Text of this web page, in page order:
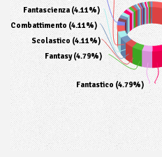
Fantastico (4.79%)
Fantasy (4.79%)
Scolastico (4.11%)
Combattimento (4.11%)
Fantascienza (4.11%)